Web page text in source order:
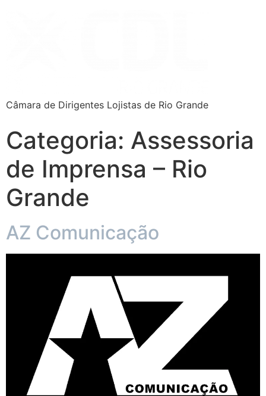
Câmara de Dirigentes Lojistas de Rio Grande
Categoria: Assessoria
de Imprensa – Rio
Grande
AZ Comunicação